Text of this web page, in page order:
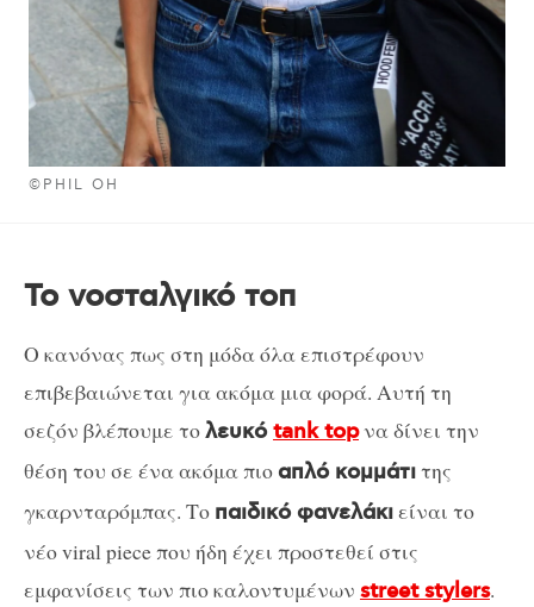
©PHIL OH
Το νοσταλγικό τοπ
Ο κανόνας πως στη μόδα όλα επιστρέφουν
επιβεβαιώνεται για ακόμα μια φορά. Αυτή τη
σεζόν βλέπουμε τολευκόtank topνα δίνει την
θέση του σε ένα ακόμα πιοαπλό κομμάτιτης
γκαρνταρόμπας. Το παιδικό φανελάκιείναι το
νέο viral piece που ήδη έχει προστεθεί στις
εμφανίσεις των πιο καλοντυμένων street stylers.